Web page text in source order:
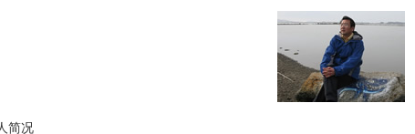
简况